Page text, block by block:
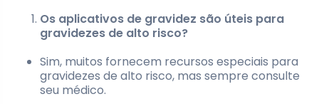
Os aplicativos de gravidez são úteis para
gravidezes de alto risco?
Sim, muitos fornecem recursos especiais para
gravidezes de alto risco, mas sempre consulte
seu médico.